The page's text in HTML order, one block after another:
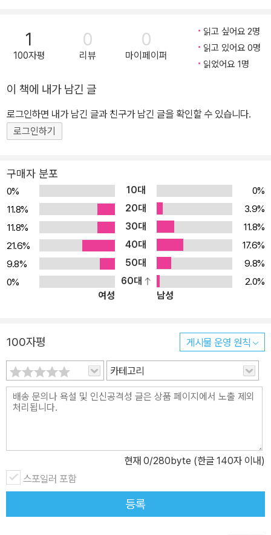
되도록 했고, 관용표현, 에티켓, 틀리기 쉬운 표현 등 저저의 꼼꼼한
설명이 TIP으로 달려있어 참고가 된다. 특정 상황에서 실제로 어떤
표현을 쓰는지 궁금할 때 찾아보기 쉽도록 했다.
1
100자평
0
리뷰
0
마이페이퍼
읽고 싶어요 2명
읽고 있어요 0명
읽었어요 1명
이 책에 내가 남긴 글
로그인하면 내가 남긴 글과 친구가 남긴 글을 확인할 수 있습니다.
로그인하기
구매자 분포
0% 10대
0%
11.8%
20대
3.9%
11.8%
30대
11.8%
21.6%
40대
17.6%
9.8%
50대
9.8%
0%
60대
2.0%
여성
남성
100자평 게시물 운영 원칙
카테고리
현재 0/280byte (한글 140자 이내)
스포일러 포함
등록